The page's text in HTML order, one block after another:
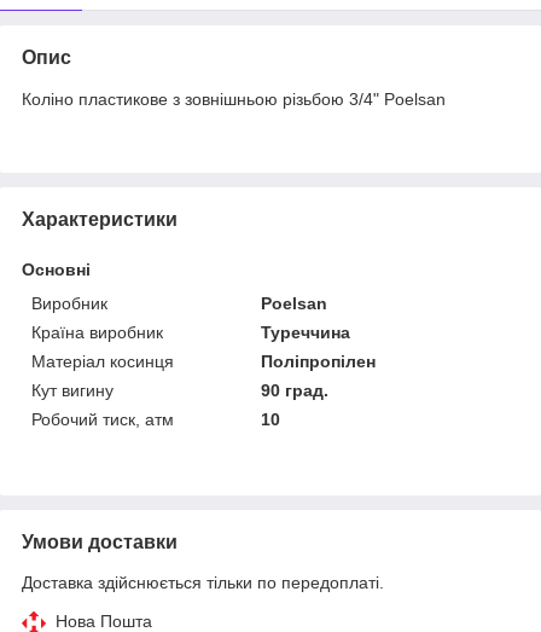
Опис
Коліно пластикове з зовнішньою різьбою 3/4" Poelsan
Характеристики
Основні
Виробник
Poelsan
Країна виробник
Туреччина
Матеріал косинця
Поліпропілен
Кут вигину
90 град.
Робочий тиск, атм
10
Умови доставки
Доставка здійснюється тільки по передоплаті.
Нова Пошта